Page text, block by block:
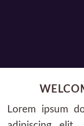
Lorem ipsum